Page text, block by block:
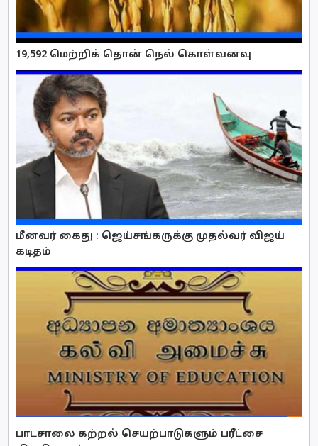
19,592 மெற்றிக் தொன் நெல் கொள்வனவு
மீனவர் கைது : ஜெய்சங்கருக்கு முதல்வர் விஜய்
கடிதம்
பாடசாலை கற்றல் செயற்பாடுகளும் பரீட்சை